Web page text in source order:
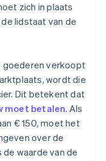
zich in plaats
lidstaat van de
goederen verkoopt
wordt die
Dit betekent dat
moet betalen. Als
€ 150, moet het
over de
waarde van de